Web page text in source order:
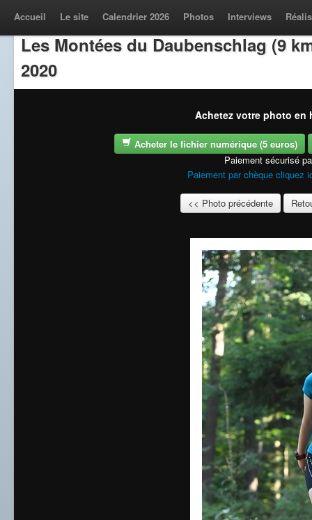
Accueil Le site Calendrier 2026 Photos Interviews
Les Montées du Daubenschlag (9
2020
Achetez votre photo en
Acheter le fichier numérique (5 euros)
Paiement sécurisé
Paiement par chèque cliquez
<< Photo précédente